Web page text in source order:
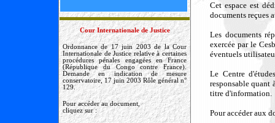
Cour Internationale de Justice
Ordonnance de 17 juin 2003 de la Cour
Internationale de Justice relative à certaines
procédures pénales engagées en France
(République du Congo contre France).
Demande en indication de mesure
conservatoire, 17 juin 2003 Rôle général n°
129.
Pour accéder au document,
cliquez sur :
Cet espace est
documents reçues
Les documents
exercée par le
éventuels
Le Centre
responsable quant
titre d'information.
Pour accéder aux